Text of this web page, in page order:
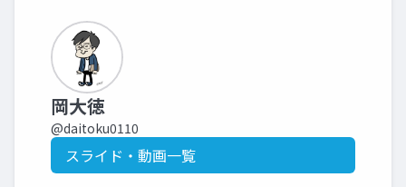
岡大徳
@daitoku0110
スライド・動画一覧